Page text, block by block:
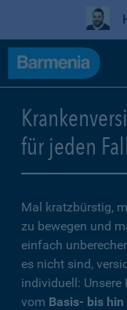
für jeden
Mal kratzbürstig,
zu bewegen und
einfach
es nicht sind,
individuell: Unsere
vom Basis- bis